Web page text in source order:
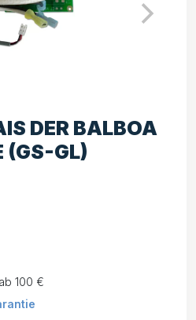
DER BALBOA
(GS-GL)
100 €